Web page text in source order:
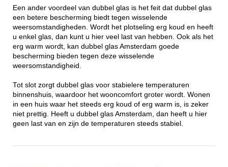
Een ander voordeel van dubbel glas is het feit dat dubbel glas
een betere bescherming biedt tegen wisselende
weersomstandigheden. Wordt het plotseling erg koud en heeft
u enkel glas, dan kunt u hier veel last van hebben. Ook als het
erg warm wordt, kan dubbel glas Amsterdam goede
bescherming bieden tegen deze wisselende
weersomstandigheid.
Tot slot zorgt dubbel glas voor stabielere temperaturen
binnenshuis, waardoor het wooncomfort groter wordt. Wonen
in een huis waar het steeds erg koud of erg warm is, is zeker
niet prettig. Heeft u dubbel glas Amsterdam, dan heeft u hier
geen last van en zijn de temperaturen steeds stabiel.